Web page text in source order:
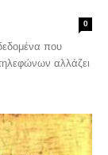
0
που
αλλάζει